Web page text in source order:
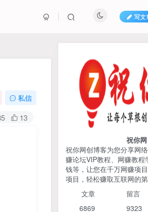
写文
私信
13 425人已阅读
2026姜胡说流量&商业
为留量，设计自己的商业
TOP1
AI编程出
速建AI网
掌握出海
6个月前
TOP2
祝你网
祝你网创博客为您分享网
赚论坛VIP教程、网赚教程
钱等，让您在千万网赚项
项目，轻松赚取互联网的
文章 留
6869 9